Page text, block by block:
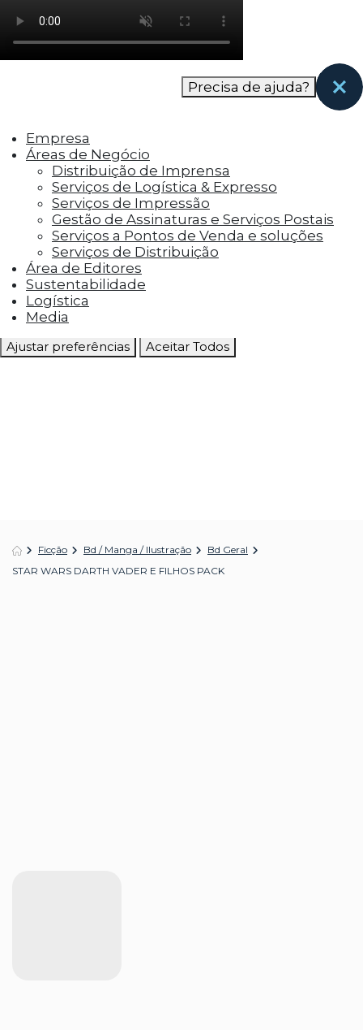
como os visitantes interagem com o site. Esses
cookies ajudam a fornecer informações sobre
as métricas do número de visitantes, taxa de
rejeição, origem do tráfego, etc.
funcionalidades, como compartilhar o
conteúdo do site em plataformas de social
media, coletar feedbacks e outros recursos de
terceiros.
Cookies Marketing
Os cookies de marketing são usados para
entregar aos visitantes anúncios
personalizados com base nas páginas que eles
visitaram antes e analisar a eficácia da
campanha publicitária.
Ajustar preferências Aceitar Todos
Precisa de ajuda?
Empresa
Áreas de Negócio
Distribuição de Imprensa
Serviços de Logística & Expresso
Serviços de Impressão
Gestão de Assinaturas e Serviços Postais
Serviços a Pontos de Venda e soluções
Serviços de Distribuição
Área de Editores
Sustentabilidade
Logística
Media
Ficção Bd / Manga / Ilustração
Bd Geral
STAR WARS DARTH VADER E FILHOS PACK